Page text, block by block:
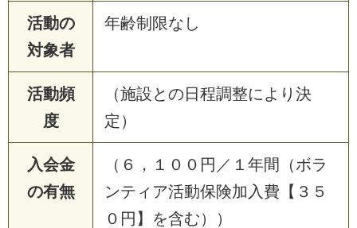
活動の
対象者
年齢制限なし
活動頻
度
（施設との日程調整により決
定）
入会金
の有無
（６，１００円／１年間（ボラ
ンティア活動保険加入費【３５
０円】を含む））